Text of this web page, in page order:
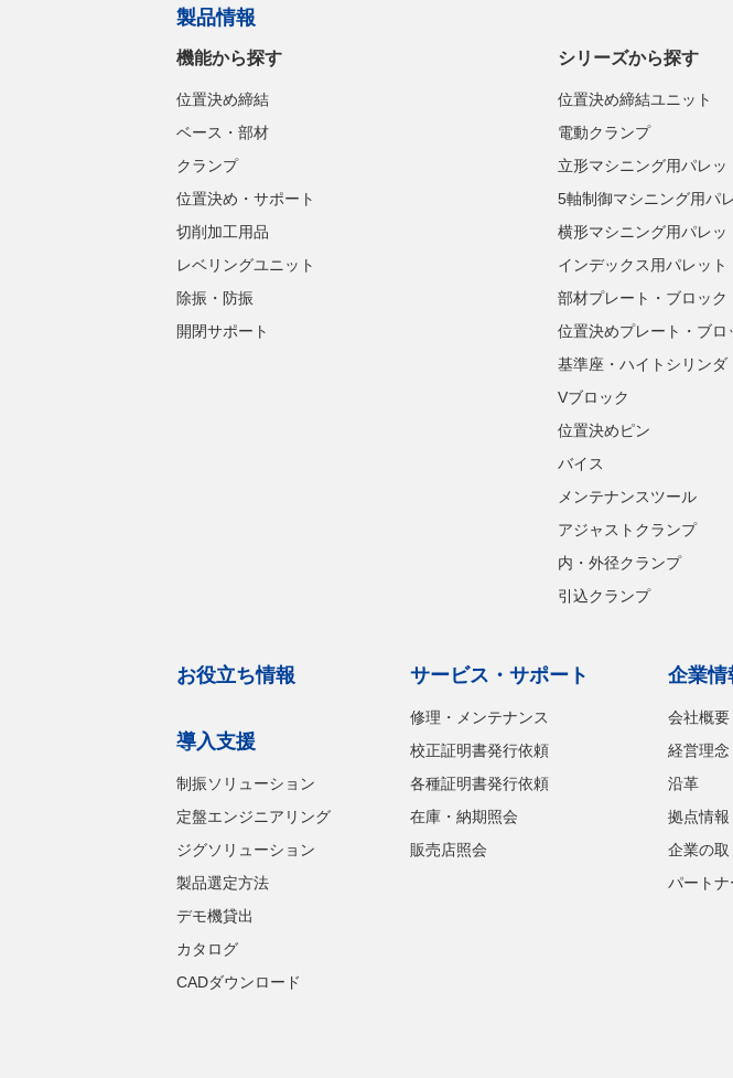
製品情報
機能から探す
位置決め締結
ベース・部材
クランプ
位置決め・サポート
切削加工用品
レベリングユニット
除振・防振
開閉サポート
シリーズから探す
位置決め締結ユニット
電動クランプ
立形マシニング用パレッ
5軸制御マシニング用パ
横形マシニング用パレッ
インデックス用パレット
部材プレート・ブロック
位置決めプレート・ブロ
基準座・ハイトシリンダ
Vブロック
位置決めピン
バイス
メンテナンスツール
アジャストクランプ
内・外径クランプ
引込クランプ
お役立ち情報
導入支援
制振ソリューション
定盤エンジニアリング
ジグソリューション
製品選定方法
デモ機貸出
カタログ
CADダウンロード
サービス・サポート
修理・メンテナンス
校正証明書発行依頼
各種証明書発行依頼
在庫・納期照会
販売店照会
企業情
会社概要
経営理念
沿革
拠点情報
企業の取
パート